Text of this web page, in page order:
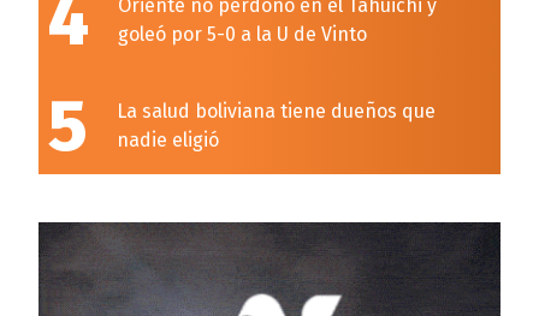
4
Oriente no perdonó en el Tahuichi y
goleó por 5-0 a la U de Vinto
5
La salud boliviana tiene dueños que
nadie eligió